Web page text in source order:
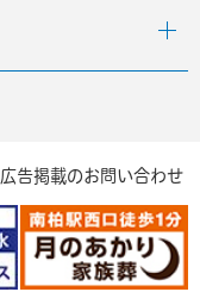
広告掲載のお問い合わせ